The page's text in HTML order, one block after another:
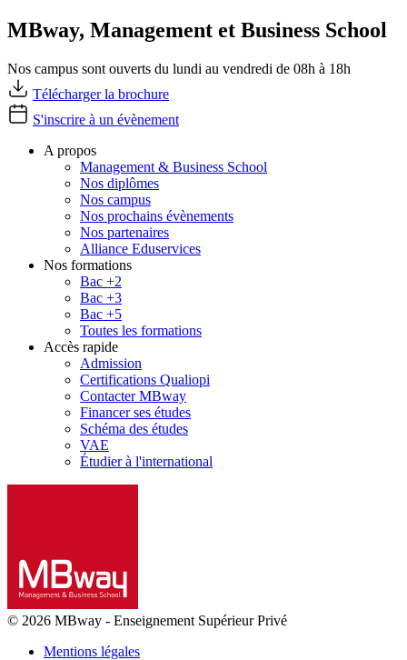
MBway, Management et Business School
Nos campus sont ouverts du lundi au vendredi de 08h à 18h
Télécharger la brochure
S'inscrire à un évènement
A propos
Management & Business School
Nos diplômes
Nos campus
Nos prochains évènements
Nos partenaires
Alliance Eduservices
Nos formations
Bac +2
Bac +3
Bac +5
Toutes les formations
Accès rapide
Admission
Certifications Qualiopi
Contacter MBway
Financer ses études
Schéma des études
VAE
Étudier à l'international
© 2026 MBway - Enseignement Supérieur Privé
Mentions légales